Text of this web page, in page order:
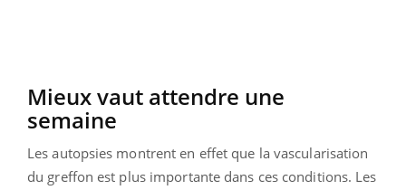
Mieux vaut attendre une
semaine
Les autopsies montrent en effet que la vascularisation
du greffon est plus importante dans ces conditions. Les